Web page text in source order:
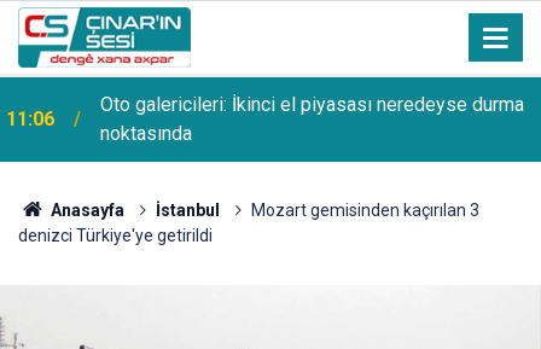
11:06
Oto galericileri: İkinci el piyasası neredeyse durma
noktasında
Anasayfa İstanbul
Mozart gemisinden kaçırılan 3
denizci Türkiye'ye getirildi